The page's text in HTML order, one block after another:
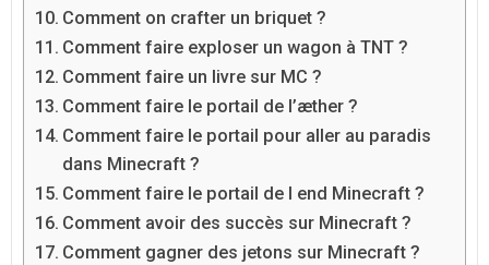
Comment on crafter un briquet ?
Comment faire exploser un wagon à TNT ?
Comment faire un livre sur MC ?
Comment faire le portail de l’æther ?
Comment faire le portail pour aller au paradis
dans Minecraft ?
Comment faire le portail de l end Minecraft ?
Comment avoir des succès sur Minecraft ?
Comment gagner des jetons sur Minecraft ?